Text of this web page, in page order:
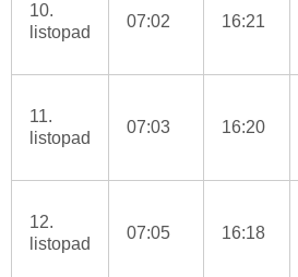
10.
listopad
07:02 16:21
11.
listopad
07:03 16:20
12.
listopad
07:05 16:18